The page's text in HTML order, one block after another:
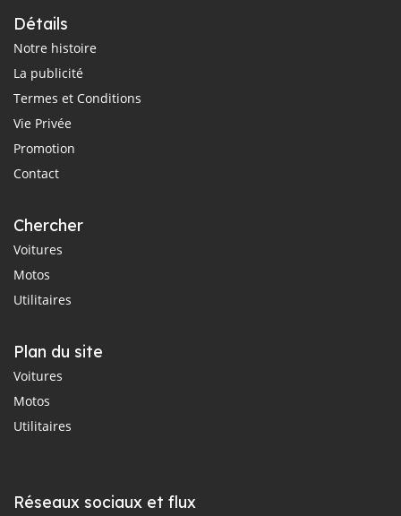
Détails
Notre histoire
La publicité
Termes et Conditions
Vie Privée
Promotion
Contact
Chercher
Voitures
Motos
Utilitaires
Plan du site
Voitures
Motos
Utilitaires
Réseaux sociaux et flux